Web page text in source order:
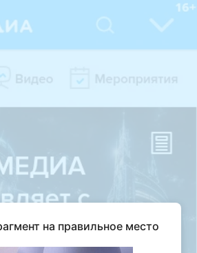
на правильное место